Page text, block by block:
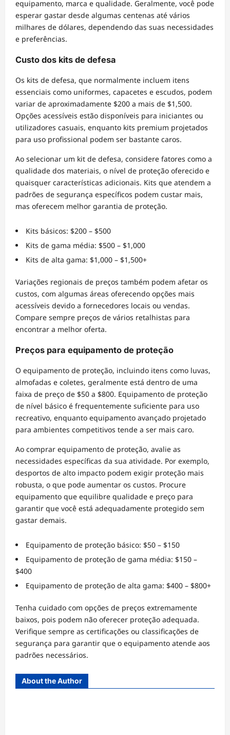
equipamento, marca e qualidade. Geralmente, você pode
esperar gastar desde algumas centenas até vários
milhares de dólares, dependendo das suas necessidades
e preferências.
Custo dos kits de defesa
Os kits de defesa, que normalmente incluem itens
essenciais como uniformes, capacetes e escudos, podem
variar de aproximadamente $200 a mais de $1,500.
Opções acessíveis estão disponíveis para iniciantes ou
utilizadores casuais, enquanto kits premium projetados
para uso profissional podem ser bastante caros.
Ao selecionar um kit de defesa, considere fatores como a
qualidade dos materiais, o nível de proteção oferecido e
quaisquer características adicionais. Kits que atendem a
padrões de segurança específicos podem custar mais,
mas oferecem melhor garantia de proteção.
Kits básicos: $200 – $500
Kits de gama média: $500 – $1,000
Kits de alta gama: $1,000 – $1,500+
Variações regionais de preços também podem afetar os
custos, com algumas áreas oferecendo opções mais
acessíveis devido a fornecedores locais ou vendas.
Compare sempre preços de vários retalhistas para
encontrar a melhor oferta.
Preços para equipamento de proteção
O equipamento de proteção, incluindo itens como luvas,
almofadas e coletes, geralmente está dentro de uma
faixa de preço de $50 a $800. Equipamento de proteção
de nível básico é frequentemente suficiente para uso
recreativo, enquanto equipamento avançado projetado
para ambientes competitivos tende a ser mais caro.
Ao comprar equipamento de proteção, avalie as
necessidades específicas da sua atividade. Por exemplo,
desportos de alto impacto podem exigir proteção mais
robusta, o que pode aumentar os custos. Procure
equipamento que equilibre qualidade e preço para
garantir que você está adequadamente protegido sem
gastar demais.
Equipamento de proteção básico: $50 – $150
Equipamento de proteção de gama média: $150 –
$400
Equipamento de proteção de alta gama: $400 – $800+
Tenha cuidado com opções de preços extremamente
baixos, pois podem não oferecer proteção adequada.
Verifique sempre as certificações ou classificações de
segurança para garantir que o equipamento atende aos
padrões necessários.
About the Author